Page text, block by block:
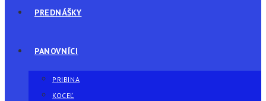
PREDNÁŠKY
PANOVNÍCI
PRIBINA
KOCEĽ